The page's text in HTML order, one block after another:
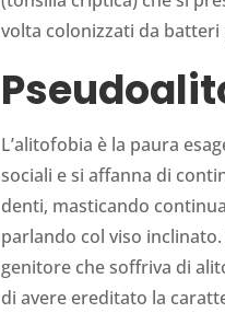
volta colonizzati da
L’alitofobia è la paura
sociali e si affanna di
denti, masticando
parlando col viso
genitore che soffriva di
di avere ereditato la